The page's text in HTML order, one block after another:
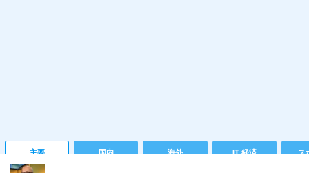
主要 国内 海外 IT 経済 ス